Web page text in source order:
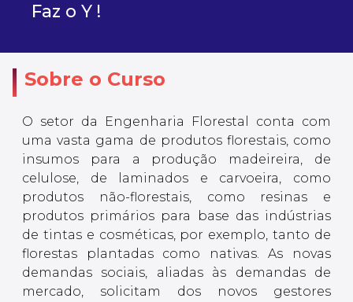
Faz o Y !
Sobre o Curso
O setor da Engenharia Florestal conta com
uma vasta gama de produtos florestais, como
insumos para a produção madeireira, de
celulose, de laminados e carvoeira, como
produtos não-florestais, como resinas e
produtos primários para base das indústrias
de tintas e cosméticas, por exemplo, tanto de
florestas plantadas como nativas. As novas
demandas sociais, aliadas às demandas de
mercado, solicitam dos novos gestores